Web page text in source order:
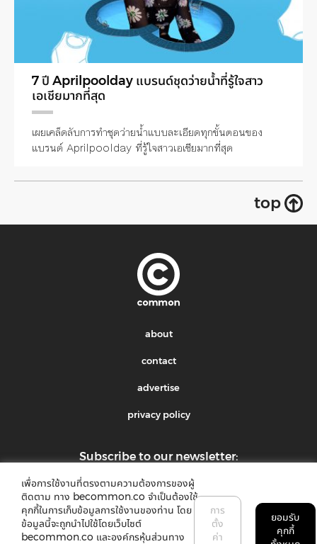
7 ปี Aprilpoolday แบรนด์ชุดว่ายน้ำที่รู้ใจสาว
เอเชียมากที่สุด
เผยเคล็ดลับการทำชุดว่ายน้ำแบบละเอียดทุกขั้นตอนของ
แบรนด์ Aprilpoolday ที่รู้ใจสาวเอเชียมากที่สุด
top
about
contact
advertise
privacy policy
Subscribe to our newsletter:
submit
เพื่อการใช้งานที่ตรงตามความต้องการของผู้
ติดตาม ทาง becommon.co จำเป็นต้องใช้
คุกกี้ในการเก็บข้อมูลการใช้งานของท่าน โดย
ข้อมูลนี้จะถูกนำไปใช้โดยเว็บไซต์
becommon.co และองค์กรหุ้นส่วนทาง
การ
ตั้ง
ค่า
ยอมรับ
คุกกี้